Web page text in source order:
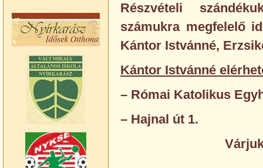
Részvételi
számukra megfelelő
Kántor Istvánné,
Kántor Istvánné
– Római Katolikus
– Hajnal út 1.